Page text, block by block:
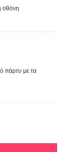
οθόνη
πάρτυ με τα